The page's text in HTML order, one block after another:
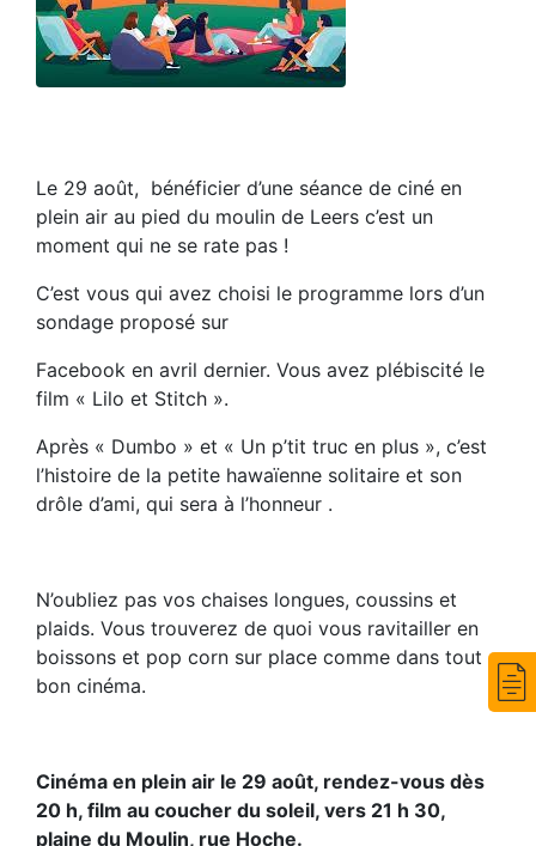
Le 29 août, bénéficier d’une séance de ciné en
plein air au pied du moulin de Leers c’est un
moment qui ne se rate pas !
C’est vous qui avez choisi le programme lors d’un
sondage proposé sur
Facebook en avril dernier. Vous avez plébiscité le
film « Lilo et Stitch ».
Après « Dumbo » et « Un p’tit truc en plus », c’est
l’histoire de la petite hawaïenne solitaire et son
drôle d’ami, qui sera à l’honneur .
N’oubliez pas vos chaises longues, coussins et
plaids. Vous trouverez de quoi vous ravitailler en
boissons et pop corn sur place comme dans tout
bon cinéma.
Cinéma en plein air le 29 août, rendez-vous dès
20 h, film au coucher du soleil, vers 21 h 30,
plaine du Moulin, rue Hoche.